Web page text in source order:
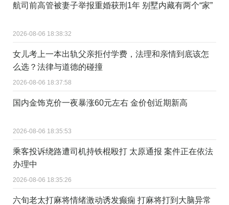
航司前高管被妻子举报重婚获刑1年 别墅内藏有两个“家”
2026-08-06 18:38:32
女儿考上一本出轨父亲拒付学费，法理和亲情到底该怎
么选？法律与道德的碰撞
2026-08-06 18:37:58
国内金饰克价一夜暴涨60元左右 金价创近期新高
2026-08-06 18:35:53
乘客投诉绕路遭司机持铁棍殴打 太原通报 案件正在依法
办理中
2026-08-06 18:35:26
六旬老太打麻将情绪激动诱发癫痫 打麻将打到大脑异常